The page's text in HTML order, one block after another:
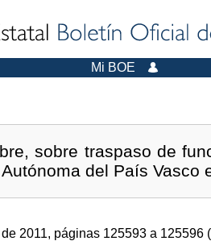
Mi BOE
sobre traspaso de
del País Vasco
2011, páginas 125593 a 125596